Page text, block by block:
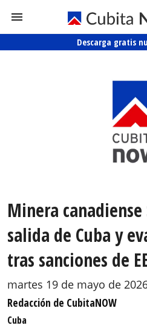
Descarga gratis
Minera
salida de Cuba y
tras sanciones de
martes 19 de mayo de
Redacción de CubitaNOW
Cuba